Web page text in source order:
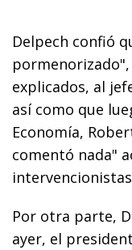
Delpech confió
explicados, al
así como que
Economía,
comentó nada"
Por otra parte,
ayer, el